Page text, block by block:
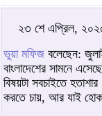
২৩ শে এপ্রিল,
ভুয়া মফিজ বলেছেন:
বাংলাদেশের সামনে
বিষয়টা সবচাইতে
করতে চায়, আর যাই হোক